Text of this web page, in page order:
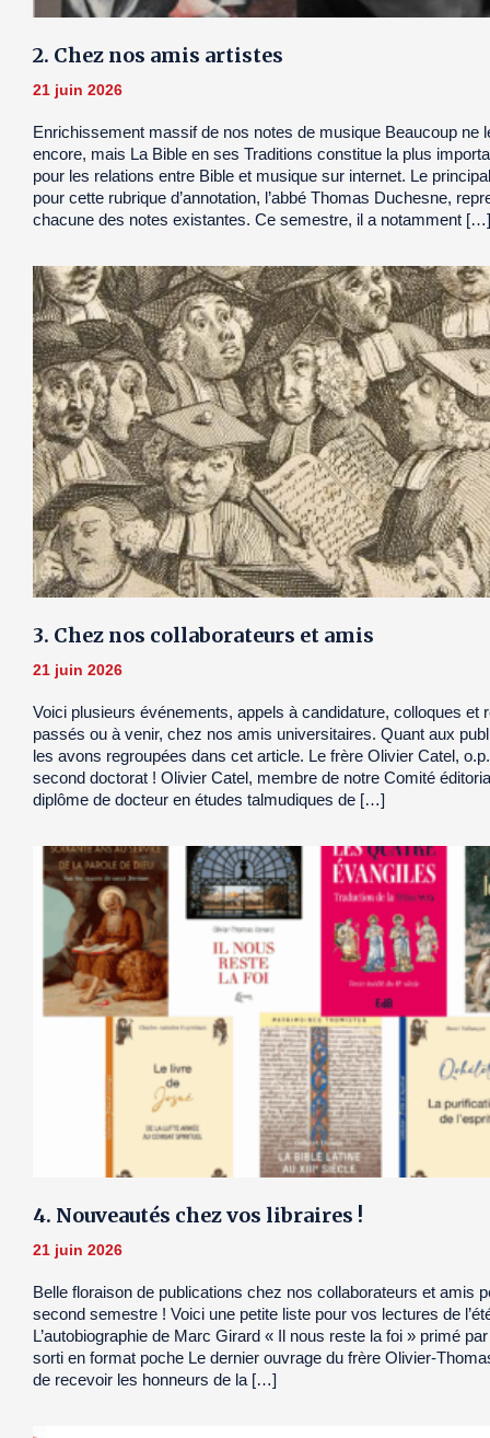
2. Chez nos amis artistes
21 juin 2026
Enrichissement massif de nos notes de musique Beaucoup ne
encore, mais La Bible en ses Traditions constitue la plus
pour les relations entre Bible et musique sur internet. Le
pour cette rubrique d’annotation, l’abbé Thomas Duchesne,
chacune des notes existantes. Ce semestre, il a notamment […]
3. Chez nos collaborateurs et amis
21 juin 2026
Voici plusieurs événements, appels à candidature, colloques
passés ou à venir, chez nos amis universitaires. Quant aux
les avons regroupées dans cet article. Le frère Olivier Catel,
second doctorat ! Olivier Catel, membre de notre Comité
diplôme de docteur en études talmudiques de […]
4. Nouveautés chez vos libraires !
21 juin 2026
Belle floraison de publications chez nos collaborateurs et amis
second semestre ! Voici une petite liste pour vos lectures de
L’autobiographie de Marc Girard « Il nous reste la foi » primé
sorti en format poche Le dernier ouvrage du frère Olivier-
de recevoir les honneurs de la […]